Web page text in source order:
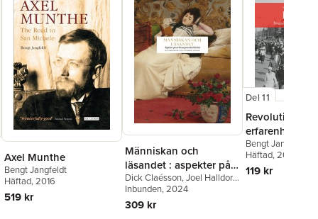
Axel Munthe
Bengt Jangfeldt
Häftad, 2016
519 kr
Människan och
läsandet : aspekter på
en livsavgörande
aktivitet
Dick Claésson,Joel Halldorf,
Bengt Jangfeldt,
Kärde,Kristoffer Leandoer
Peter Luthersson
Inbunden, 2024
309 kr
Del 11
Revolution! :
erfarenheter
Ryssland
Bengt Jangfeldt
Knutson,Martin
Benito Peix
Åselius
Häftad, 2019
119 kr